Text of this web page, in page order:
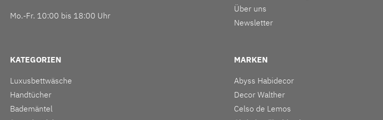
Mo.-Fr. 10:00 bis 18:00 Uhr
Über uns
Newsletter
KATEGORIEN
Luxusbettwäsche
Handtücher
Bademäntel
MARKEN
Abyss Habidecor
Decor Walther
Celso de Lemos